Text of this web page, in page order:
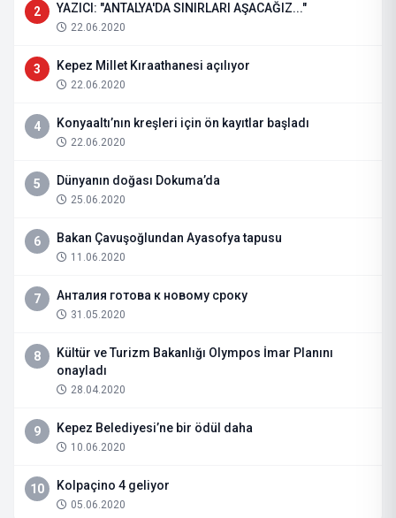
2 YAZICI: "ANTALYA'DA SINIRLARI AŞACAĞIZ..."
22.06.2020
3 Kepez Millet Kıraathanesi açılıyor
22.06.2020
4 Konyaaltı’nın kreşleri için ön kayıtlar başladı
22.06.2020
5 Dünyanın doğası Dokuma’da
25.06.2020
6 Bakan Çavuşoğlundan Ayasofya tapusu
11.06.2020
7 Анталия готова к новому сроку
31.05.2020
8
Kültür ve Turizm Bakanlığı Olympos İmar Planını
onayladı
28.04.2020
9 Kepez Belediyesi’ne bir ödül daha
10.06.2020
10 Kolpaçino 4 geliyor
05.06.2020